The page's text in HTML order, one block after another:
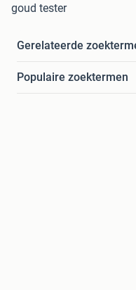
goud tester
Gerelateerde
Populaire zoektermen